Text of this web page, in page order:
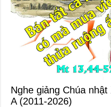
Nghe giảng Chúa
A (2011-2026)